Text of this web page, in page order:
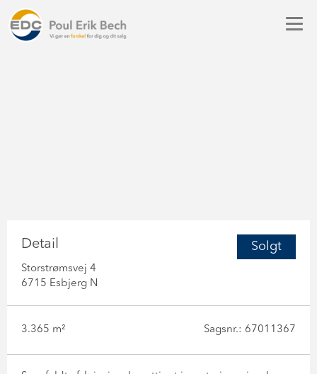
Solgt
Detail
Storstrømsvej 4
6715 Esbjerg N
3.365 m² Sagsnr.: 67011367